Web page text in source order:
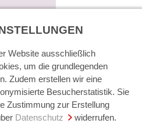
Website ausschließlich
um die grundlegenden
Zudem erstellen wir eine
Besucherstatistik. Sie
Zustimmung zur Erstellung
Datenschutz widerrufen.